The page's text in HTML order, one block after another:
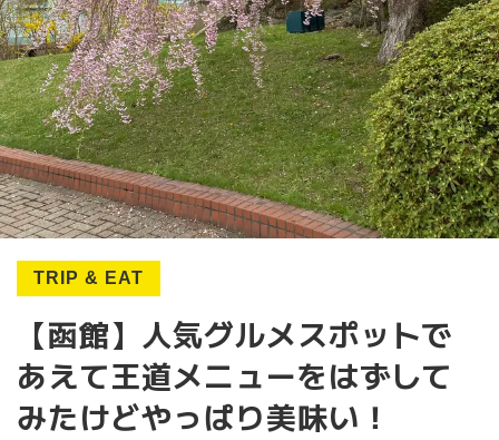
TRIP & EAT
【函館】人気グルメスポットで
あえて王道メニューをはずして
みたけどやっぱり美味い！